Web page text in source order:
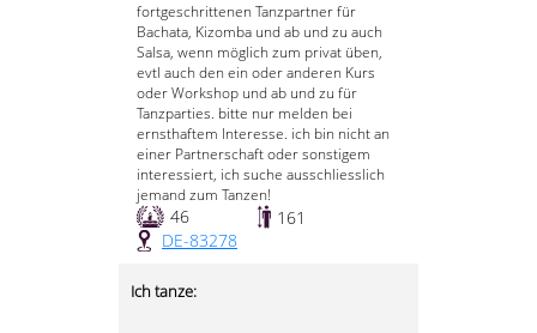
fortgeschrittenen Tanzpartner für
Bachata, Kizomba und ab und zu auch
Salsa, wenn möglich zum privat üben,
evtl auch den ein oder anderen Kurs
oder Workshop und ab und zu für
Tanzparties. bitte nur melden bei
ernsthaftem Interesse. ich bin nicht an
einer Partnerschaft oder sonstigem
interessiert, ich suche ausschliesslich
jemand zum Tanzen!
46
161
DE-83278
Ich tanze: